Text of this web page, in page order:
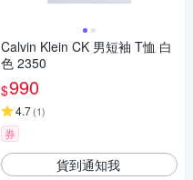
Calvin Klein CK 男短袖 T恤 白
色 2350
$990
4.7(1)
券
貨到通知我